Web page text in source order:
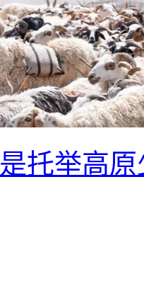
托举高